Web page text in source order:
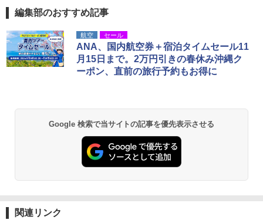
[キャンパーズコレクション 山善] ポップアッ
プテント 傘みたいに広げて畳める パッとサ
ッとサンシェード キューブ フルクローズ メ
ッシュ 簡単設置 ワンタッチテント キャンプ
&ハイキング カーキ PATC-150(KH)
PYKES PEAK (パイクスピーク) 着替えテン
ト プライバシー テント 【中が透けない】 1
人用 折りたたみ 防災グッズ 災害用トイレ ビ
ーチ ピクニック ポップアップテント 携帯 簡
易 トイレテント (グレー)
熊撃退スプレー 熊よけスプレー 熊スプレー
【日本企業販売】超強力クマ対策スプレー 30
0ml（連続噴射30秒）110ml（連続噴射15
秒）射程5～10m 安全ロック搭載 携帯収納袋
付き ヒグマ・イノシシ対策 自治体・教育機
￥3,680
GRANDOOR ステンレス保冷剤 2個セット 2
026リニューアル 急速冷凍 空間倍増 衛生的
編集部のおすすめ記事
航空 セール
ANA、国内航空券＋宿泊タイムセール11
月15日まで。2万円引きの春休み沖縄ク
ーポン、直前の旅行予約もお得に
Google 検索で当サイトの記事を優先表示させる
関連リンク